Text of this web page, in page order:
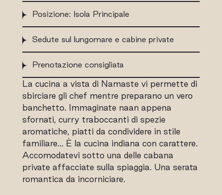
Posizione: Isola Principale
Sedute sul lungomare e cabine private
Prenotazione consigliata
La cucina a vista di Namaste vi permette di
sbirciare gli chef mentre preparano un vero
banchetto. Immaginate naan appena
sfornati, curry traboccanti di spezie
aromatiche, piatti da condividere in stile
familiare… È la cucina indiana con carattere.
Accomodatevi sotto una delle cabana
private affacciate sulla spiaggia. Una serata
romantica da incorniciare.